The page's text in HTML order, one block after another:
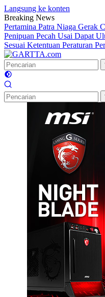
Langsung ke konten
Breaking News
Pertamina Patra Niaga Gerak
Penipuan Pecah Usai Dapat
Sesuai Ketentuan Peraturan